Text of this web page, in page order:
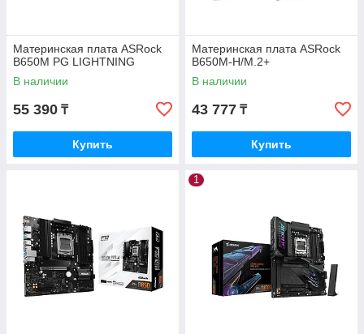
Материнская плата ASRock
B650M PG LIGHTNING
В наличии
55 390 ₸
Купить
Материнская плата ASRock
B650M-H/M.2+
В наличии
43 777 ₸
Купить
1